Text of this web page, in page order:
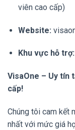
viên cao cấp)
Website:
Khu vực hỗ trợ:
VisaOne – Uy tín
cấp!
Chúng tôi cam kết
nhất với mức giá